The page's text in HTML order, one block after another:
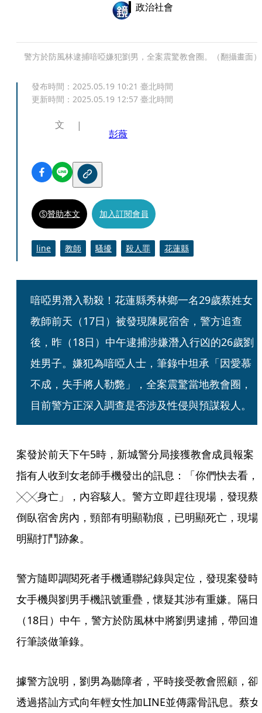
政治社會
警方於防風林逮捕喑啞嫌犯劉男，全案震驚教會圈。（翻攝畫面）
發布時間： 2025.05.19 10:21 臺北時間
更新時間： 2025.05.19 12:57 臺北時間
文
彭薇
贊助本文 加入訂閱會員
line 教師 騷擾 殺人罪 花蓮縣
喑啞男潛入勒殺！花蓮縣秀林鄉一名29歲蔡姓女
教師前天（17日）被發現陳屍宿舍，警方追查
後，昨（18日）中午逮捕涉嫌潛入行凶的26歲劉
姓男子。嫌犯為喑啞人士，筆錄中坦承「因愛慕
不成，失手將人勒斃」，全案震驚當地教會圈，
目前警方正深入調查是否涉及性侵與預謀殺人。
案發於前天下午5時，新城警分局接獲教會成員報案
指有人收到女老師手機發出的訊息：「你們快去看，
╳╳身亡」，內容駭人。警方立即趕往現場，發現蔡
倒臥宿舍房內，頸部有明顯勒痕，已明顯死亡，現場
明顯打鬥跡象。
警方隨即調閱死者手機通聯紀錄與定位，發現案發時
女手機與劉男手機訊號重疊，懷疑其涉有重嫌。隔日
（18日）中午，警方於防風林中將劉男逮捕，帶回進
行筆談做筆錄。
據警方說明，劉男為聽障者，平時接受教會照顧，卻
透過搭訕方式向年輕女性加LINE並傳露骨訊息。蔡女